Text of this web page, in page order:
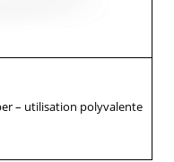
– utilisation polyvalente